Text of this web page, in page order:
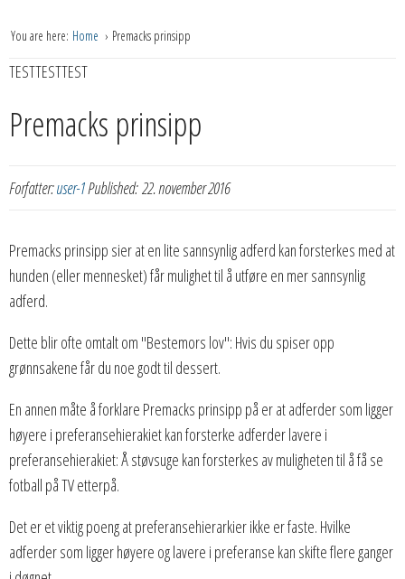
You are here: Home Premacks prinsipp
TESTTESTTEST
Premacks prinsipp
Forfatter:user-1Published: 22. november 2016
Premacks prinsipp sier at en lite sannsynlig adferd kan forsterkes med at
hunden (eller mennesket) får mulighet til å utføre en mer sannsynlig
adferd.
Dette blir ofte omtalt om "Bestemors lov": Hvis du spiser opp
grønnsakene får du noe godt til dessert.
En annen måte å forklare Premacks prinsipp på er at adferder som ligger
høyere i preferansehierakiet kan forsterke adferder lavere i
preferansehierakiet: Å støvsuge kan forsterkes av muligheten til å få se
fotball på TV etterpå.
Det er et viktig poeng at preferansehierarkier ikke er faste. Hvilke
adferder som ligger høyere og lavere i preferanse kan skifte flere ganger